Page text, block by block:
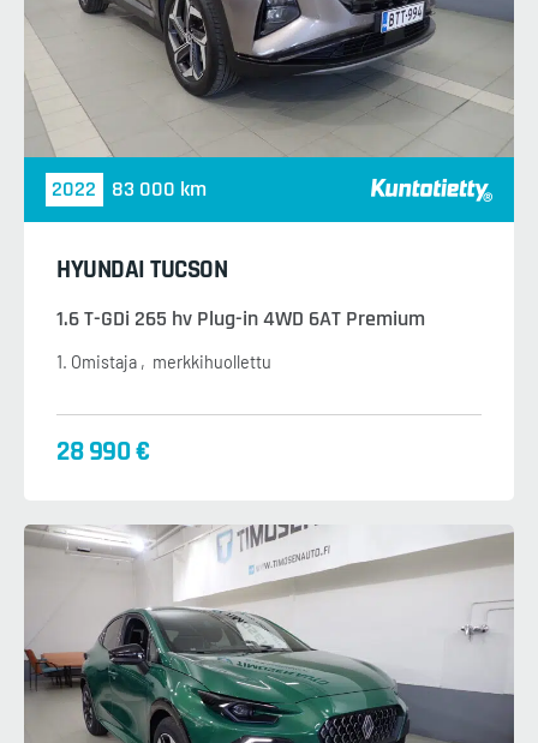
2022 83 000 km
HYUNDAI TUCSON
1.6 T-GDi 265 hv Plug-in 4WD 6AT Premium
1. Omistaja merkkihuollettu
28 990 €